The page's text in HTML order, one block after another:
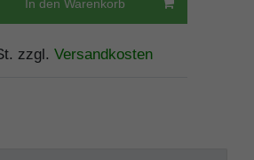
In den Warenkorb
zzgl. Versandkosten